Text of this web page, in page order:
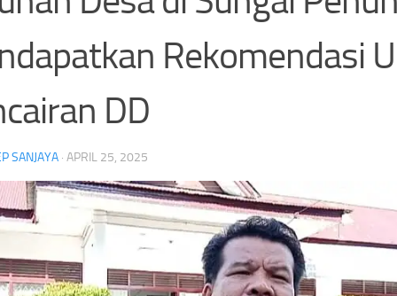
Rekomendasi
DD
SANJAYA · APRIL 25, 2025
Empat Wakil Malaysia Tumbang di Korea
Masters 2026, Murid Herry IP
Selamatkan Asa